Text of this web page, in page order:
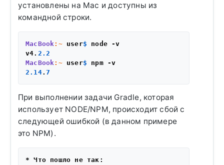
установлены на Mac и доступны из
командной строки.
MacBook:~ user$ node -v
v4. 2.2
MacBook:~ user$
2.14.7
При выполнении задачи Gradle, которая
использует NODE/NPM, происходит сбой с
следующей ошибкой (в данном примере
это NPM).
* Что пошло не так: